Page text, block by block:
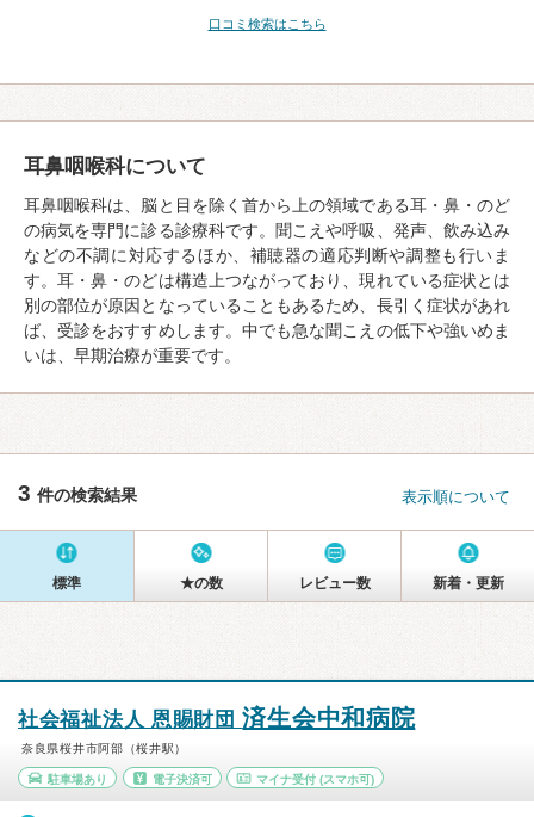
口コミ検索はこちら
耳鼻咽喉科について
耳鼻咽喉科は、脳と目を除く首から上の領域である耳・鼻・のど
の病気を専門に診る診療科です。聞こえや呼吸、発声、飲み込み
などの不調に対応するほか、補聴器の適応判断や調整も行いま
す。耳・鼻・のどは構造上つながっており、現れている症状とは
別の部位が原因となっていることもあるため、長引く症状があれ
ば、受診をおすすめします。中でも急な聞こえの低下や強いめま
いは、早期治療が重要です。
3 件の検索結果 表示順について
標準 ★の数 レビュー数 新着・更新
社会福祉法人 恩賜財団済生会中和病院
奈良県桜井市阿部（桜井駅）
駐車場あり 電子決済可 マイナ受付 (スマホ可)